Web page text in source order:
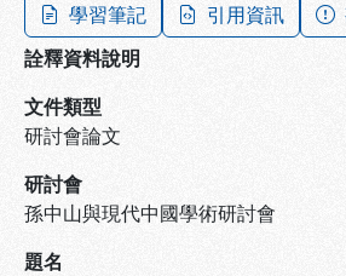
學習筆記 引用資訊
詮釋資料說明
文件類型
研討會論文
研討會
孫中山與現代中國學術研討會
題名